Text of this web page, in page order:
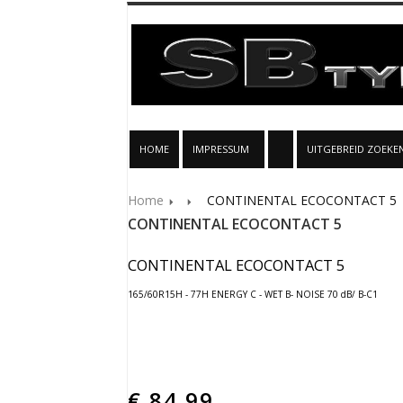
HOME IMPRESSUM UITGEBREID
Home CONTINENTAL ECOCONTACT 5
CONTINENTAL ECOCONTACT 5
CONTINENTAL ECOCONTACT 5
165/60R15H - 77H ENERGY C - WET B- NOISE 70 dB/ B-C1